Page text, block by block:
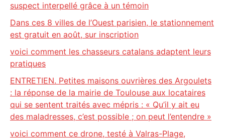
suspect interpellé grâce à un témoin
Dans ces 8 villes de l’Ouest parisien, le stationnement
est gratuit en août, sur inscription
voici comment les chasseurs catalans adaptent leurs
pratiques
ENTRETIEN. Petites maisons ouvrières des Argoulets
: la réponse de la mairie de Toulouse aux locataires
qui se sentent traités avec mépris : « Qu’il y ait eu
des maladresses, c’est possible ; on peut l’entendre »
voici comment ce drone, testé à Valras-Plage,